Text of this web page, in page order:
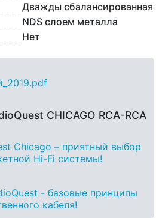
Дважды сбалансированная
NDS слоем металла
Нет
CHICAGO RCA-RCA
Chicago – приятный выбор
Hi-Fi системы!
- базовые принципы
кабеля!